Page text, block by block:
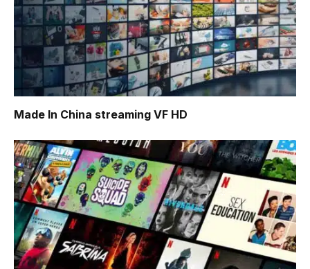
Made In China streaming VF HD